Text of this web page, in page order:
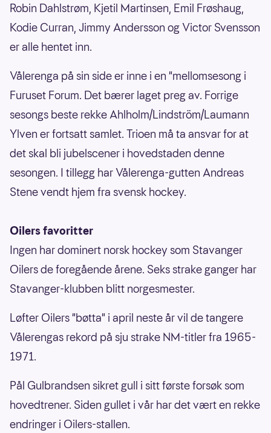
Robin Dahlstrøm, Kjetil Martinsen, Emil Frøshaug,
Kodie Curran, Jimmy Andersson og Victor Svensson
er alle hentet inn.
Vålerenga på sin side er inne i en "mellomsesong i
Furuset Forum. Det bærer laget preg av. Forrige
sesongs beste rekke Ahlholm/Lindström/Laumann
Ylven er fortsatt samlet. Trioen må ta ansvar for at
det skal bli jubelscener i hovedstaden denne
sesongen. I tillegg har Vålerenga-gutten Andreas
Stene vendt hjem fra svensk hockey.
Oilers favoritter
Ingen har dominert norsk hockey som Stavanger
Oilers de foregående årene. Seks strake ganger har
Stavanger-klubben blitt norgesmester.
Løfter Oilers "bøtta" i april neste år vil de tangere
Vålerengas rekord på sju strake NM-titler fra 1965-
1971.
Pål Gulbrandsen sikret gull i sitt første forsøk som
hovedtrener. Siden gullet i vår har det vært en rekke
endringer i Oilers-stallen.